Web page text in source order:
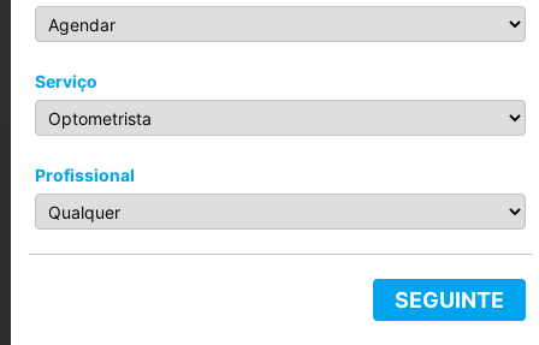
Ver opções
Serviço
Profissional
SEGUINTE